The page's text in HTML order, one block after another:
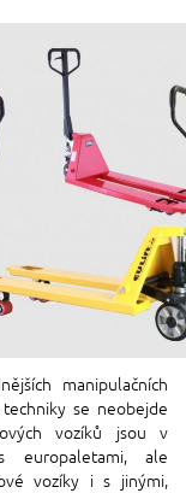
manipulačních
se neobejde
vozíků jsou v
europaletami, ale
vozíky i s jinými,